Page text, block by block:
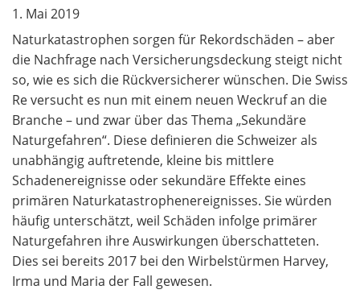
1. Mai 2019
Naturkatastrophen sorgen für Rekordschäden – aber
die Nachfrage nach Versicherungsdeckung steigt nicht
so, wie es sich die Rückversicherer wünschen. Die Swiss
Re versucht es nun mit einem neuen Weckruf an die
Branche – und zwar über das Thema „Sekundäre
Naturgefahren“. Diese definieren die Schweizer als
unabhängig auftretende, kleine bis mittlere
Schadenereignisse oder sekundäre Effekte eines
primären Naturkatastrophenereignisses. Sie würden
häufig unterschätzt, weil Schäden infolge primärer
Naturgefahren ihre Auswirkungen überschatteten.
Dies sei bereits 2017 bei den Wirbelstürmen Harvey,
Irma und Maria der Fall gewesen.